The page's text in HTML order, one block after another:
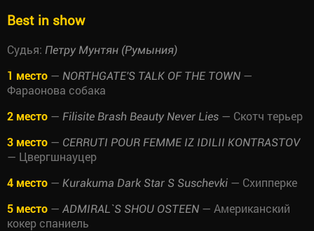
Best in show
Судья: Петру Мунтян (Румыния)
1 место — NORTHGATE'S TALK OF THE TOWN —
Фараонова собака
2 место — Filisite Brash Beauty Never Lies — Скотч терьер
3 место — CERRUTI POUR FEMME IZ IDILII KONTRASTOV
— Цвергшнауцер
4 место — Kurakuma Dark Star S Suschevki — Схипперке
5 место — ADMIRAL`S SHOU OSTEEN — Американский
кокер спаниель